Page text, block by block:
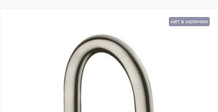
нет в наличии